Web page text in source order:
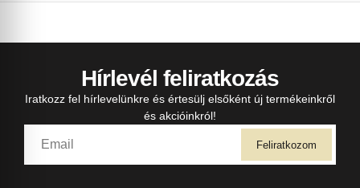
Hírlevél feliratkozás
Iratkozz fel hírlevelünkre és értesülj elsőként új termékeinkről
és akcióinkról!
Feliratkozom